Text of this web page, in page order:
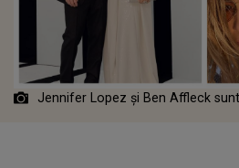
Jennifer Lopez și Ben Affleck